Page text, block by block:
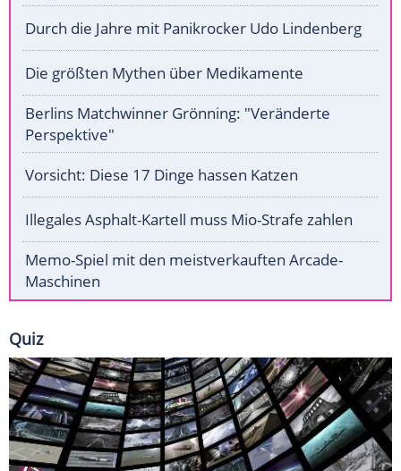
Durch die Jahre mit Panikrocker Udo Lindenberg
Die größten Mythen über Medikamente
Berlins Matchwinner Grönning: "Veränderte
Perspektive"
Vorsicht: Diese 17 Dinge hassen Katzen
Illegales Asphalt-Kartell muss Mio-Strafe zahlen
Memo-Spiel mit den meistverkauften Arcade-
Maschinen
Quiz